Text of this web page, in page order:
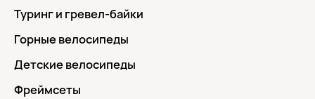
Туринг и гревел-байки
Горные велосипеды
Детские велосипеды
Фреймсеты